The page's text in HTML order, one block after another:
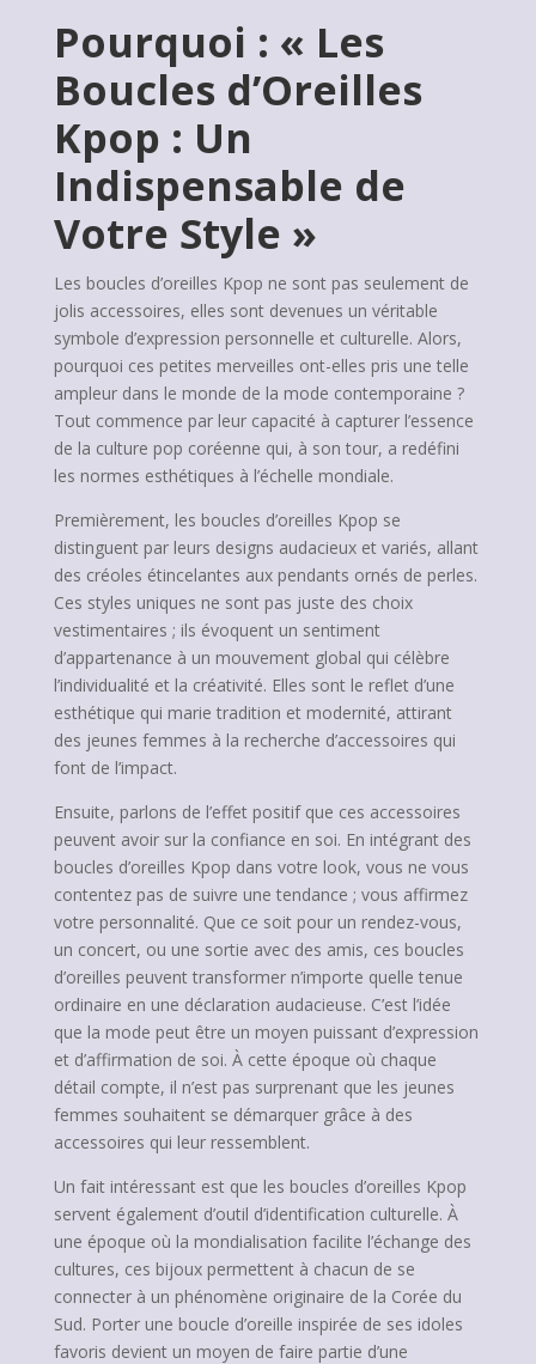
Pourquoi : « Les
Boucles d’Oreilles
Kpop : Un
Indispensable de
Votre Style »
Les boucles d’oreilles Kpop ne sont pas seulement de
jolis accessoires, elles sont devenues un véritable
symbole d’expression personnelle et culturelle. Alors,
pourquoi ces petites merveilles ont-elles pris une telle
ampleur dans le monde de la mode contemporaine ?
Tout commence par leur capacité à capturer l’essence
de la culture pop coréenne qui, à son tour, a redéfini
les normes esthétiques à l’échelle mondiale.
Premièrement, les boucles d’oreilles Kpop se
distinguent par leurs designs audacieux et variés, allant
des créoles étincelantes aux pendants ornés de perles.
Ces styles uniques ne sont pas juste des choix
vestimentaires ; ils évoquent un sentiment
d’appartenance à un mouvement global qui célèbre
l’individualité et la créativité. Elles sont le reflet d’une
esthétique qui marie tradition et modernité, attirant
des jeunes femmes à la recherche d’accessoires qui
font de l’impact.
Ensuite, parlons de l’effet positif que ces accessoires
peuvent avoir sur la confiance en soi. En intégrant des
boucles d’oreilles Kpop dans votre look, vous ne vous
contentez pas de suivre une tendance ; vous affirmez
votre personnalité. Que ce soit pour un rendez-vous,
un concert, ou une sortie avec des amis, ces boucles
d’oreilles peuvent transformer n’importe quelle tenue
ordinaire en une déclaration audacieuse. C’est l’idée
que la mode peut être un moyen puissant d’expression
et d’affirmation de soi. À cette époque où chaque
détail compte, il n’est pas surprenant que les jeunes
femmes souhaitent se démarquer grâce à des
accessoires qui leur ressemblent.
Un fait intéressant est que les boucles d’oreilles Kpop
servent également d’outil d’identification culturelle. À
une époque où la mondialisation facilite l’échange des
cultures, ces bijoux permettent à chacun de se
connecter à un phénomène originaire de la Corée du
Sud. Porter une boucle d’oreille inspirée de ses idoles
favoris devient un moyen de faire partie d’une